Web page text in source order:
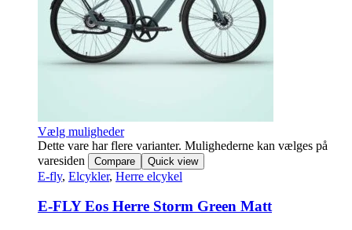
Vælg muligheder
Dette vare har flere varianter. Mulighederne kan vælges på
varesiden
Compare Quick view
E-fly, Elcykler, Herre elcykel
E-FLY Eos Herre Storm Green Matt